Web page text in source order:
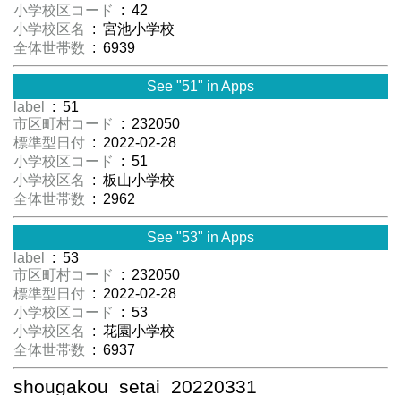
小学校区コード
: 42
小学校区名
: 宮池小学校
全体世帯数 : 6939
See "51" in Apps
label
: 51
市区町村コード
: 232050
標準型日付 : 2022-02-28
小学校区コード
: 51
小学校区名
: 板山小学校
全体世帯数 : 2962
See "53" in Apps
label
: 53
市区町村コード
: 232050
標準型日付 : 2022-02-28
小学校区コード
: 53
小学校区名
: 花園小学校
全体世帯数 : 6937
shougakou_setai_20220331